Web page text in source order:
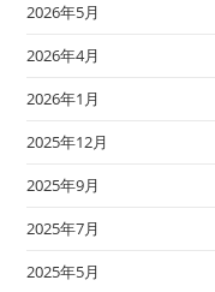
2026年5月
2026年4月
2026年1月
2025年12月
2025年9月
2025年7月
2025年5月